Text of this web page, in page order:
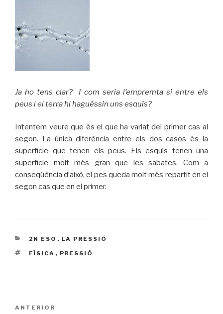
Ja ho tens clar? I com seria l’empremta si entre els
peus i el terra hi haguéssin uns esquís?
Intentem veure que és el que ha variat del primer cas al
segon. La única diferència entre els dos casos és la
superfície que tenen els peus. Els esquís tenen una
superfície molt més gran que les sabates. Com a
conseqüència d’això, el pes queda molt més repartit en el
segon cas que en el primer.
CATEGORIES
2N ESO , LA PRESSIÓ
ETIQUETES
FÍSICA , PRESSIÓ
Entrada
ANTERIOR